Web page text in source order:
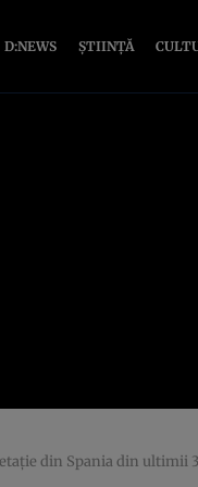
D:NEWS ȘTIINȚĂ
din Spania din ultimii